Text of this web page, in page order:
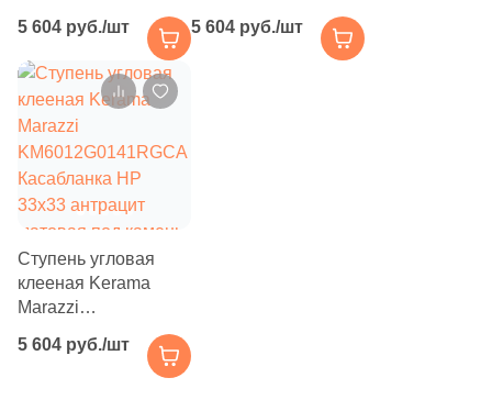
KM6012G0161RGCA
Касабланка HP
33x33 серая темная
матовая под камень
5 604 руб./шт
KM6012G0151RGCA
Касабланка HP
33x33 коричневая
5 604 руб./шт
Ступень угловая
клееная Kerama
Marazzi
KM6012G0141RGCA
Касабланка HP
5 604 руб./шт